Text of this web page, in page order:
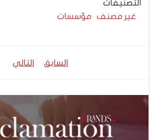
التصنيفات
غير مصنف
مؤسسات
السابق
تصفّح
التالي